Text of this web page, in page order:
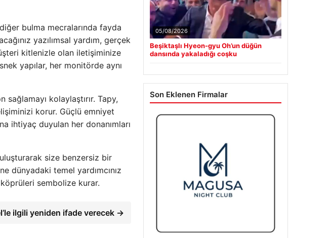
bulma mecralarında fayda
yazılımsal yardım, gerçek
kitlenizle olan iletişiminize
yapılar, her monitörde aynı
kolaylaştırır. Tapy,
korur. Güçlü emniyet
ihtiyaç duyulan her donanımları
size benzersiz bir
dünyadaki temel yardımcınız
köprüleri sembolize kurar.
ilgili yeniden ifade verecek →
05/08/2026
Beşiktaşlı Hyeon-gyu Oh’un düğün
dansında yakaladığı coşku
Son Eklenen Firmalar